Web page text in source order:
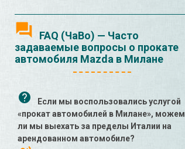
FAQ (ЧаВо) — Часто
задаваемые вопросы о прокате
автомобиля Mazda в Милане
Если мы воспользовались услугой
«прокат автомобилей в Милане», можем
ли мы выехать за пределы Италии на
арендованном автомобиле?